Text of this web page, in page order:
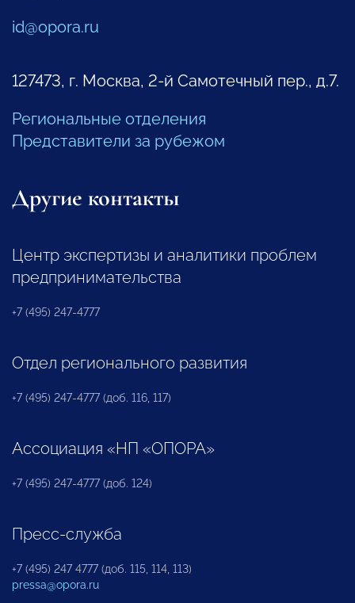
id@opora.ru
127473, г. Москва, 2-й Самотечный пер., д.7.
Региональные отделения
Представители за рубежом
Другие контакты
Центр экспертизы и аналитики проблем
предпринимательства
+7 (495) 247-4777
Отдел регионального развития
+7 (495) 247-4777 (доб. 116, 117)
Ассоциация «НП «ОПОРА»
+7 (495) 247-4777 (доб. 124)
Пресс-служба
+7 (495) 247 4777 (доб. 115, 114, 113)
pressa@opora.ru